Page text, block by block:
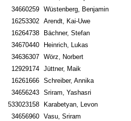
34660259 Wüstenberg, Benjamin
16253302 Arendt, Kai-Uwe
16264738
Bächner, Stefan
34670440
Heinrich, Lukas
34636307 Wörz, Norbert
12929174 Jüttner, Maik
16261666 Schreiber, Annika
34656243 Sriram, Yashasri
533023158
Karabetyan, Levon
34656960 Vasu, Sriram